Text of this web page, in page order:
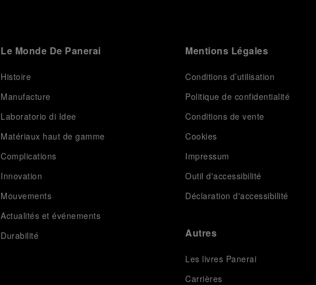
Le Monde De Panerai
Histoire
Manufacture
Laboratorio di Idee
Matériaux haut de gamme
Complications
Innovation
Mouvements
Actualités et événements
Durabilité
Mentions Légales
Conditions d’utilisation
Politique de confidentialité
Conditions de vente
Cookies
Impressum
Outil d'accessibilité
Déclaration d'accessibilité
Autres
Les livres Panerai
Carrières